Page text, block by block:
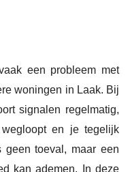
een probleem met
woningen in Laak. Bij
signalen regelmatig,
en je tegelijk
geen toeval, maar een
kan ademen. In deze